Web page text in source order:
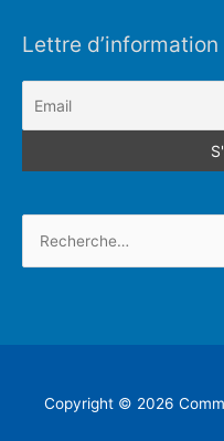
Lettre d’information
Copyright © 2026